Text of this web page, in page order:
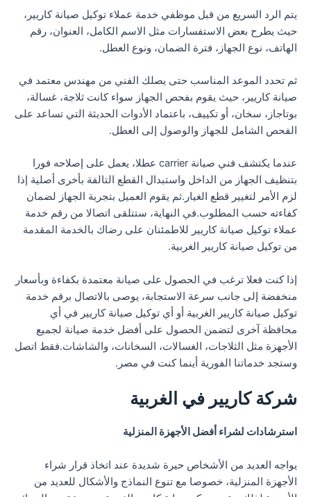
يتم الرد السريع من قبل موظفي خدمة عملاء توكيل صيانة كاريير،
حيث يطرح بعض الاستفسارات مثل الاسم الكامل، العنوان، رقم
الهاتف، نوع الجهاز، فترة الضمان، ونوع العطل.
ثم تحدد الموعد المناسب حتى يصلك الفني من مهندس معتمد في
صيانة كاريير، حيث يقوم بفحص الجهاز سواء كانت ثلاجة، غسالة،
بوتاجاز، سخان، أو تكييف، باعتماد الأدوات الحديثة التي تساعد على
الفحص الشامل للجهاز والوصول إلى العطل.
عندما يكتشف فني صيانة carrier عطلا، يعمل على إصلاحه فورا
بتنظيف الجهاز من الداخل واستبدال القطع التالفة بأخرى أصلية إذا
لزم الأمر لتغيير قطع الغيار.ثم يقوم العميل بتجربة الجهاز لضمان
كفاءته حسب المطلوب.في النهاية، ستتلقى اتصالا من رقم خدمة
عملاء توكيل صيانة كاريير للاطمئنان على رضاك بالخدمة المقدمة
من توكيل صيانة كاريير الغربية.
إذا كنت فعلا ترغب في الحصول على صيانة معتمدة بكفاءة وبأسعار
منخفضة إلى جانب سرعة الاستجابة، يوصى بالاتصال برقم خدمة
توكيل صيانة كاريير الغربية أو أي توكيل صيانة كاريير في أي
محافظة آخرى لتضمن الحصول على أفضل خدمة صيانة لجميع
الأجهزة مثل الثلاجات، الغسالات، السخانات، والشاشات.فقط اتصل
وستجد خدماتنا الفورية أينما كنت في مصر.
شركة كاريير في الغربية
استرشادات لشراء أفضل الأجهزة المنزلية
يواجه العديد من الأشخاص حيرة شديدة عند اتخاذ قرار شراء
الأجهزة المنزلية، خصوصا مع تنوع النماذج والأشكال للعديد من